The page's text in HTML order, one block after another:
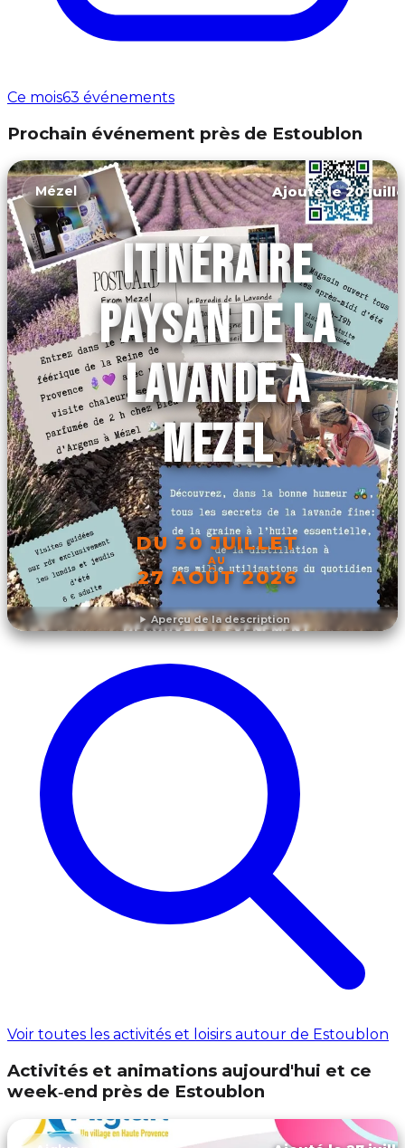
Ce mois63 événements
Prochain événement près de Estoublon
Aperçu de la description
Mézel Ajouté le 20
ITINÉRAIRE
PAYSAN DE LA
LAVANDE À
MEZEL
DU 30 JUILLET
AU
27 AOÛT 2026
DÉCOUVRIR L'ÉVÉNEMENT
Voir toutes les activités et loisirs autour de Estoublon
Activités et animations aujourd'hui et ce
week‑end près de Estoublon